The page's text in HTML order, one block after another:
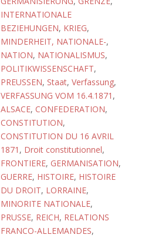
INTERNATIONALE
BEZIEHUNGEN, KRIEG,
MINDERHEIT, NATIONALE-,
NATION, NATIONALISMUS,
POLITIKWISSENSCHAFT,
PREUSSEN, Staat, Verfassung,
VERFASSUNG VOM 16.4.1871 ,
ALSACE, CONFEDERATION,
CONSTITUTION,
CONSTITUTION DU 16 AVRIL
1871 , Droit constitutionnel,
FRONTIERE, GERMANISATION,
GUERRE, HISTOIRE, HISTOIRE
DU DROIT, LORRAINE,
MINORITE NATIONALE,
PRUSSE, REICH, RELATIONS
FRANCO-ALLEMANDES,